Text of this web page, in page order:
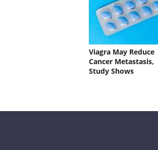
Viagra May Reduce
Cancer Metastasis,
Study Shows